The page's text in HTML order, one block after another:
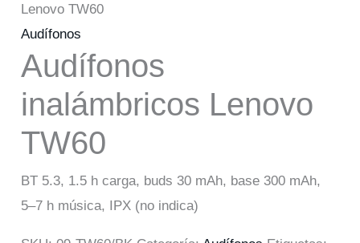
Lenovo TW60
Audífonos
Audífonos
inalámbricos Lenovo
TW60
BT 5.3, 1.5 h carga, buds 30 mAh, base 300 mAh,
5–7 h música, IPX (no indica)